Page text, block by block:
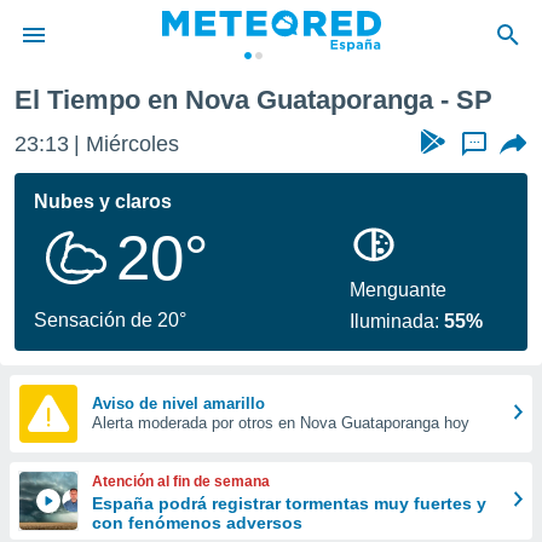
de
por
se
calidad.
a este
las
y
forma
digital
basada
El Tiempo en Nova Guataporanga - SP
23:13 Miércoles ...
Nubes y claros
20°
Sensación de 20°
Menguante
Iluminada:55%
Aviso de nivel amarillo
Alerta moderada por otros en Nova Guataporanga hoy
Atención al fin de semana
España podrá registrar tormentas muy fuertes y
con fenómenos adversos